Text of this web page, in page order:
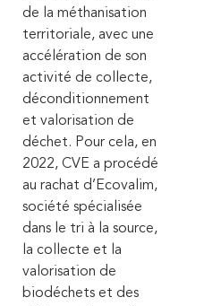
de la méthanisation
territoriale, avec une
accélération de son
activité de collecte,
déconditionnement
et valorisation de
déchet. Pour cela, en
2022, CVE a procédé
au rachat d’Ecovalim,
société spécialisée
dans le tri à la source,
la collecte et la
valorisation de
biodéchets et des